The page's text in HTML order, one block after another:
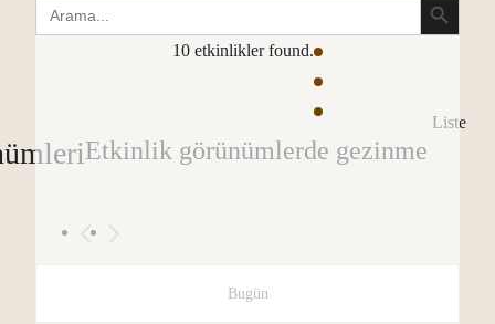
for:
10 etkinlikler found.
Etkinlik görünümlerde gezinme
Liste
Bugün